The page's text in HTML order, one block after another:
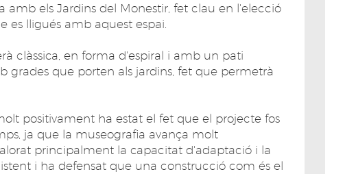
amb els Jardins del Monestir, fet clau en l'elecció
es lligués amb aquest espai.
clàssica, en forma d'espiral i amb un pati
grades que porten als jardins, fet que permetrà
positivament ha estat el fet que el projecte fos
ja que la museografia avança molt
principalment la capacitat d'adaptació i la
i ha defensat que una construcció com és el